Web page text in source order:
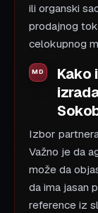
ili organski
prodajnog
celokupnog
Kako
Izbor
Važno je da
može da
da ima jasan
reference iz